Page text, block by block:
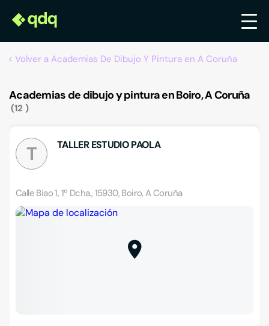
Volver a Academias De Dibujo Y Pintura en A Coruña
Academias de dibujo y pintura en Boiro, A Coruña
12
T TALLER ESTUDIO PAOLA
Calle Biao 1, 1º Dcha., 15930, Boiro, A Coruña